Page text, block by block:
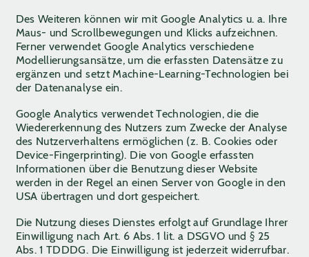
Des Weiteren können wir mit Google Analytics u. a. Ihre
Maus- und Scrollbewegungen und Klicks aufzeichnen.
Ferner verwendet Google Analytics verschiedene
Modellierungsansätze, um die erfassten Datensätze zu
ergänzen und setzt Machine-Learning-Technologien bei
der Datenanalyse ein.
Google Analytics verwendet Technologien, die die
Wiedererkennung des Nutzers zum Zwecke der Analyse
des Nutzerverhaltens ermöglichen (z. B. Cookies oder
Device-Fingerprinting). Die von Google erfassten
Informationen über die Benutzung dieser Website
werden in der Regel an einen Server von Google in den
USA übertragen und dort gespeichert.
Die Nutzung dieses Dienstes erfolgt auf Grundlage Ihrer
Einwilligung nach Art. 6 Abs. 1 lit. a DSGVO und § 25
Abs. 1 TDDDG. Die Einwilligung ist jederzeit widerrufbar.